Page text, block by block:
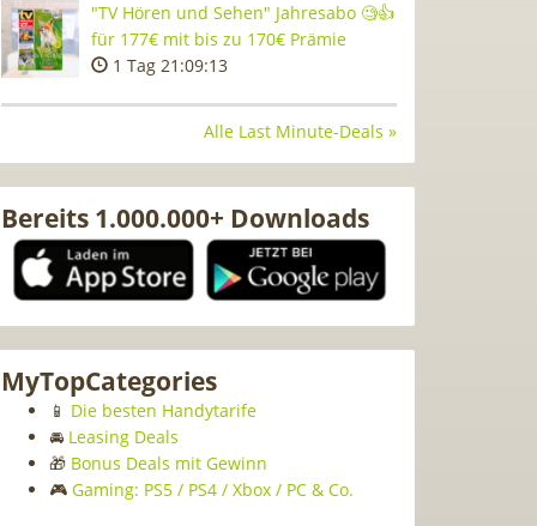
"TV Hören und Sehen" Jahresabo 🧐👍
für 177€ mit bis zu 170€ Prämie
1 Tag 21:09:13
Alle Last Minute-Deals »
Bereits 1.000.000+ Downloads
MyTopCategories
📱 Die besten Handytarife
🚘 Leasing Deals
🎁 Bonus Deals mit Gewinn
🎮 Gaming: PS5 / PS4 / Xbox / PC & Co.